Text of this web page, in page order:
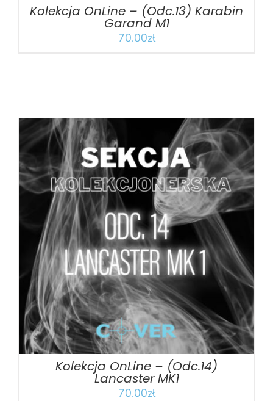
Kolekcja OnLine – (Odc.13) Karabin
Garand M1
70.00zł
DODAJ DO KOSZYKA / SZCZEGÓŁY
Kolekcja OnLine – (Odc.14)
Lancaster MK1
70.00zł